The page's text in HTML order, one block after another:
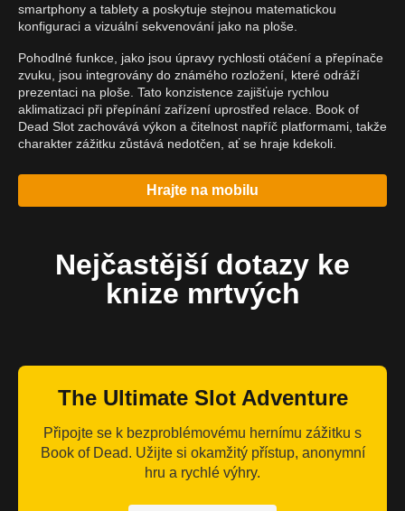
smartphony a tablety a poskytuje stejnou matematickou
konfiguraci a vizuální sekvenování jako na ploše.
Pohodlné funkce, jako jsou úpravy rychlosti otáčení a přepínače
zvuku, jsou integrovány do známého rozložení, které odráží
prezentaci na ploše. Tato konzistence zajišťuje rychlou
aklimatizaci při přepínání zařízení uprostřed relace. Book of
Dead Slot zachovává výkon a čitelnost napříč platformami, takže
charakter zážitku zůstává nedotčen, ať se hraje kdekoli.
Hrajte na mobilu
Nejčastější dotazy ke
knize mrtvých
The Ultimate Slot Adventure
Připojte se k bezproblémovému hernímu zážitku s
Book of Dead. Užijte si okamžitý přístup, anonymní
hru a rychlé výhry.